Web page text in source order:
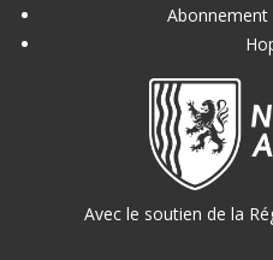
Abonnement
Avec le soutien de la